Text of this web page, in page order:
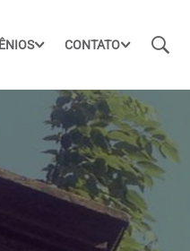
CONTATO